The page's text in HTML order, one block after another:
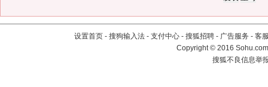
设置首页 - 搜狗输入法 - 支付中心 - 搜狐招聘 - 广告服务 - 客
Copyright©2016
搜狐不良信息举